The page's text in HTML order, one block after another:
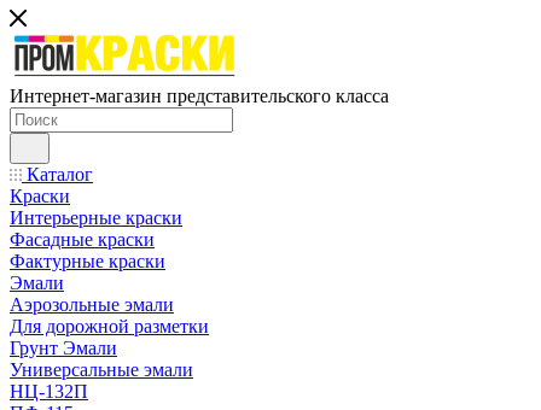
Интернет-магазин представительского класса
Каталог
Краски
Интерьерные краски
Фасадные краски
Фактурные краски
Эмали
Аэрозольные эмали
Для дорожной разметки
Грунт Эмали
Универсальные эмали
НЦ-132П